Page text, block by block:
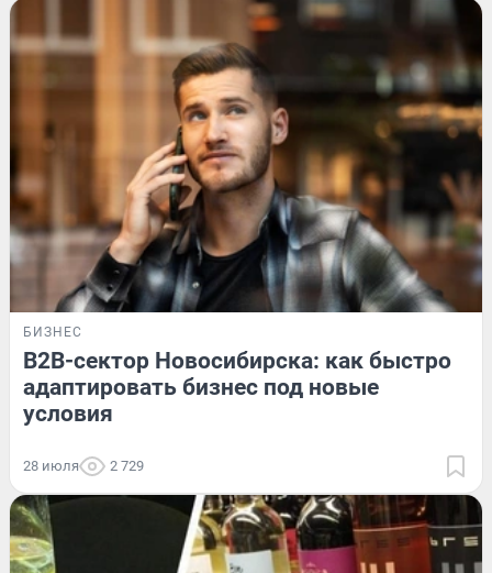
БИЗНЕС
B2B-сектор Новосибирска: как быстро
адаптировать бизнес под новые
условия
28 июля 2 729